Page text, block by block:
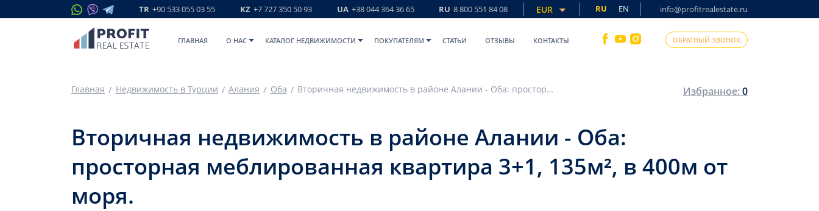
TR +90 533 055 03 55 KZ +7 727 350 50 93 UA +38 044 364 36 65 RU 8 800 551 84 08 EUR RU EN info@profitrealestate.ru
ГЛАВНАЯ O НАС КАТАЛОГ НЕДВИЖИМОСТИ ПОКУПАТЕЛЯМ СТАТЬИ ОТЗЫВЫ КОНТАКТЫ ОБРАТНЫЙ ЗВОНОК
Главная Недвижимость в Турции Алания Оба Вторичная недвижимость в районе Алании - Оба: просторная меблированная квартира 3+1, 135м², в 400м от моря. Избранное:0
Вторичная недвижимость в районе Алании - Оба:
просторная меблированная квартира 3+1, 135м², в 400м от
моря.